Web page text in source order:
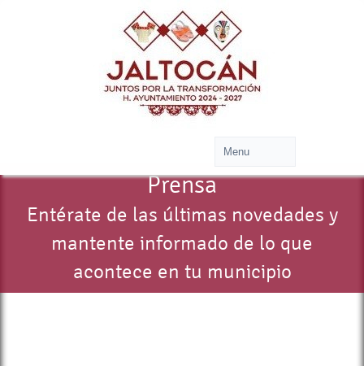
Prensa
Entérate de las últimas novedades y
mantente informado de lo que
acontece en tu municipio